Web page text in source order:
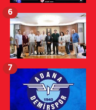
6
7